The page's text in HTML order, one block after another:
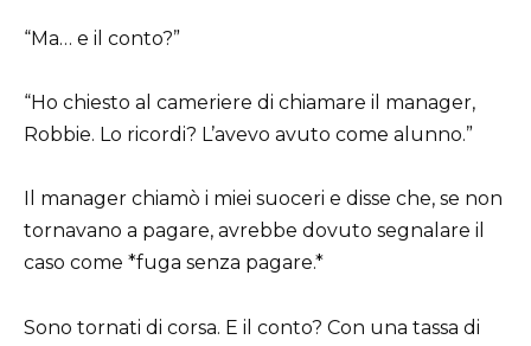
“Ma… e il conto?”
“Ho chiesto al cameriere di chiamare il manager,
Robbie. Lo ricordi? L’avevo avuto come alunno.”
Il manager chiamò i miei suoceri e disse che, se non
tornavano a pagare, avrebbe dovuto segnalare il
caso come *fuga senza pagare.*
Sono tornati di corsa. E il conto? Con una tassa di